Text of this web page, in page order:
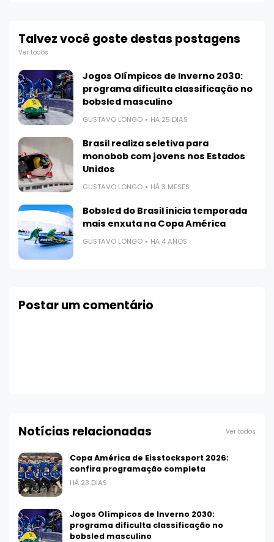
Talvez você goste destas postagens
Ver todos
Jogos Olímpicos de Inverno 2030:
programa dificulta classificação no
bobsled masculino
GUSTAVO LONGO HÁ 25 DIAS
Brasil realiza seletiva para
monobob com jovens nos Estados
Unidos
GUSTAVO LONGO HÁ 3 MESES
Bobsled do Brasil inicia temporada
mais enxuta na Copa América
GUSTAVO LONGO HÁ 4 ANOS
Postar um comentário
Notícias relacionadas Ver todos
Copa América de Eisstocksport 2026:
confira programação completa
HÁ 23 DIAS
Jogos Olímpicos de Inverno 2030:
programa dificulta classificação no
bobsled masculino